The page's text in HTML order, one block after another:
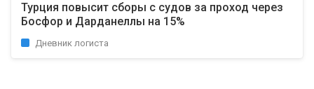
Турция повысит сборы с судов за проход через
Босфор и Дарданеллы на 15%
Дневник логиста